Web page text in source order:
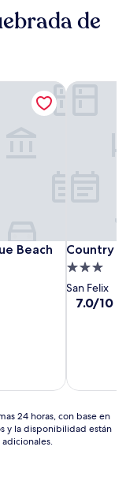
de
Beach
Beach Hotel
Beach Hotel
Country
Country
Propiedad
de
3.0
San Felix
7.0
7.0/10
Country
24 horas, con base en
y la disponibilidad están